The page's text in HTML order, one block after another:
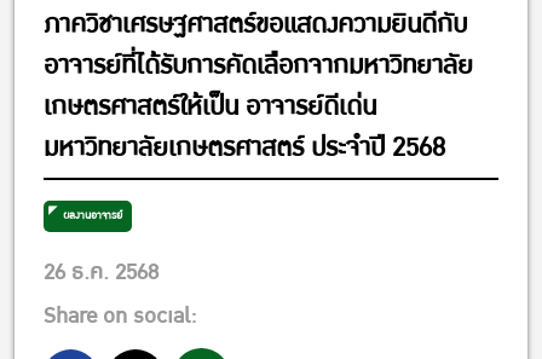
ภาควิชาเศรษฐศาสตร์ขอแสดงความยินดีกับ
อาจารย์ที่ได้รับการคัดเลือกจากมหาวิทยาลัย
เกษตรศาสตร์ให้เป็น อาจารย์ดีเด่น
มหาวิทยาลัยเกษตรศาสตร์ ประจำปี 2568
ผลงานอาจารย์
26 ธ.ค. 2568
Share on social: